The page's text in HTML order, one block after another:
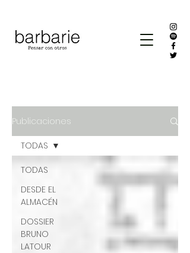
Publicaciones
TODAS
DESDE EL
ALMACÉN
DOSSIER
BRUNO
LATOUR
TODAS